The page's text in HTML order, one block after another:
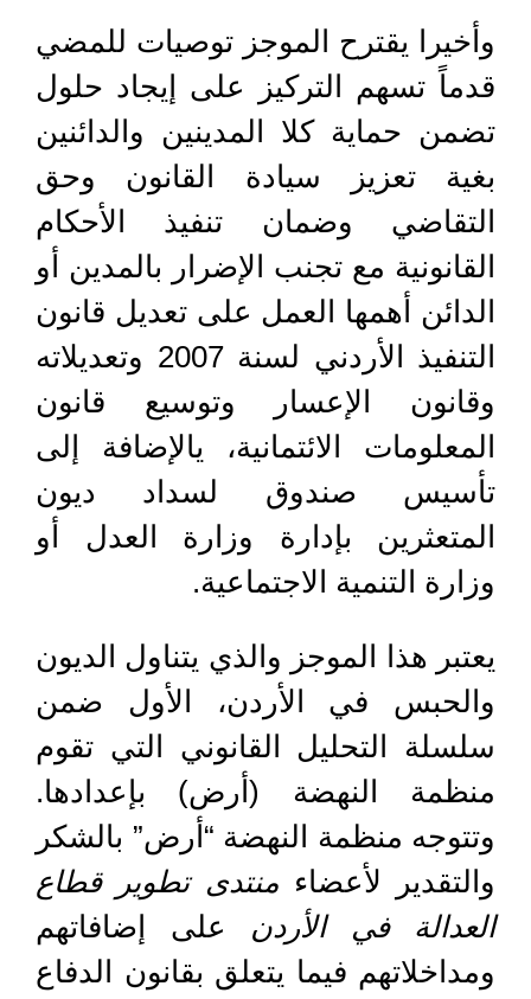
وأخيرا يقترح الموجز توصيات للمضي
قدماً تسهم التركيز على إيجاد حلول
تضمن حماية كلا المدينين والدائنين
بغية تعزيز سيادة القانون وحق
التقاضي وضمان تنفيذ الأحكام
القانونية مع تجنب الإضرار بالمدين أو
الدائن أهمها العمل على تعديل قانون
التنفيذ الأردني لسنة 2007 وتعديلاته
وقانون الإعسار وتوسيع قانون
المعلومات الائتمانية، يالإضافة إلى
تأسيس صندوق لسداد ديون
المتعثرين بإدارة وزارة العدل أو
وزارة التنمية الاجتماعية.
يعتبر هذا الموجز والذي يتناول الديون
والحبس في الأردن، الأول ضمن
سلسلة التحليل القانوني التي تقوم
منظمة النهضة (أرض) بإعدادها.
وتتوجه منظمة النهضة “أرض” بالشكر
والتقدير لأعضاء منتدى تطوير قطاع
العدالة في الأردن على إضافاتهم
ومداخلاتهم فيما يتعلق بقانون الدفاع